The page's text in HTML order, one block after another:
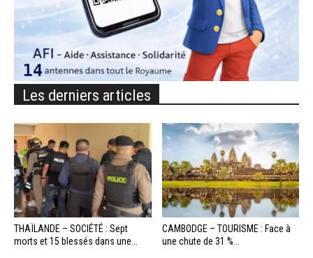
Les derniers articles
THAÏLANDE – SOCIÉTÉ : Sept
morts et 15 blessés dans une...
CAMBODGE – TOURISME : Face à
une chute de 31 %...